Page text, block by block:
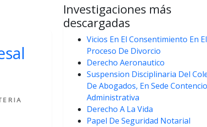
Investigaciones más
descargadas
Vicios En El Consentimiento En El
Proceso De Divorcio
Derecho Aeronautico
Suspension Disciplinaria Del
De Abogados, En Sede
Administrativa
Derecho A La Vida
Papel De Seguridad Notarial